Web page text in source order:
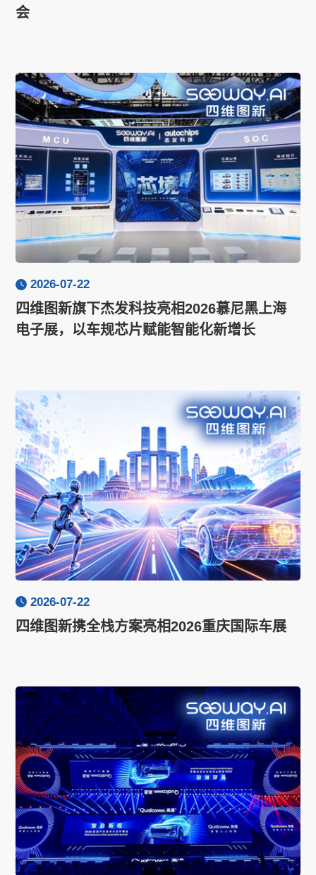
会
2026-07-22
四维图新旗下杰发科技亮相2026慕尼黑上海
电子展，以车规芯片赋能智能化新增长
2026-07-22
四维图新携全栈方案亮相2026重庆国际车展